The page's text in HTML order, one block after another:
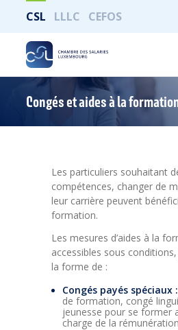
CSL LLLC CEFOS
Congés et aides à la
Les particuliers souhaitant
compétences, changer de
leur carrière peuvent
formation.
Les mesures d’aides à la
accessibles sous
la forme de :
Congés payés spéciaux :
de formation, congé
jeunesse pour se former
charge de la rémunération